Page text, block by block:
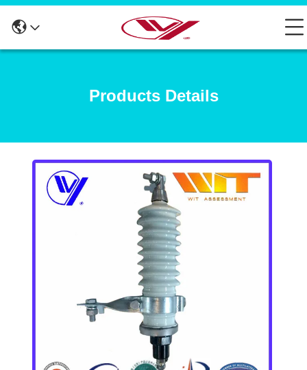
Products Details